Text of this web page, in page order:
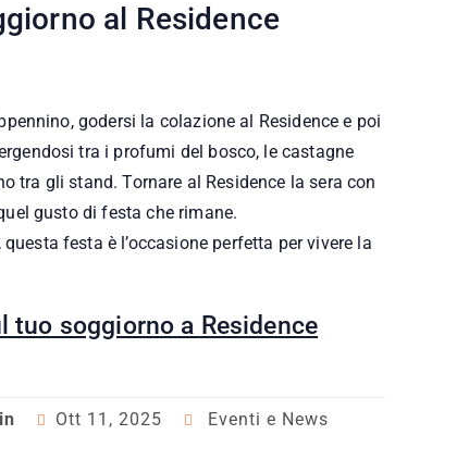
al Residence
godersi la colazione al Residence e poi
tra i profumi del bosco, le castagne
tra gli stand. Tornare al Residence la sera con
gusto di festa che rimane.
festa è l’occasione perfetta per vivere la
soggiorno a Residence
Ott 11, 2025 Eventi e News